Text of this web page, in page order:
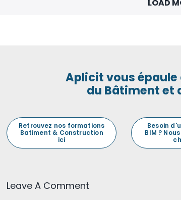
LOAD
Aplicit vous
du Bâtiment et
Retrouvez nos formations
Batiment & Construction
ici
Besoin
BIM ?
Leave A Comment